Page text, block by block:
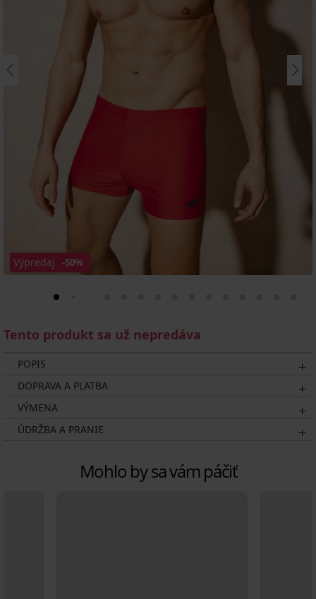
Výpredaj -50%
Tento produkt sa už nepredáva
POPIS
DOPRAVA A PLATBA
VÝMENA
ÚDRŽBA A PRANIE
Mohlo by sa vám páčiť